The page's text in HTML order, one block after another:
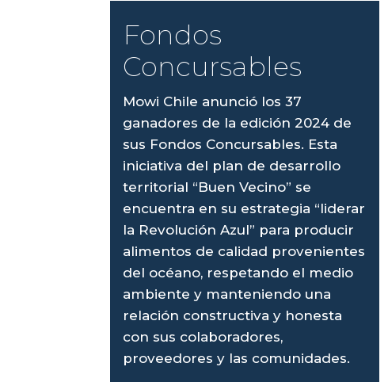
Fondos
Concursables
Mowi Chile anunció los 37
ganadores de la edición 2024 de
sus Fondos Concursables. Esta
iniciativa del plan de desarrollo
territorial “Buen Vecino” se
encuentra en su estrategia “liderar
la Revolución Azul” para producir
alimentos de calidad provenientes
del océano, respetando el medio
ambiente y manteniendo una
relación constructiva y honesta
con sus colaboradores,
proveedores y las comunidades.